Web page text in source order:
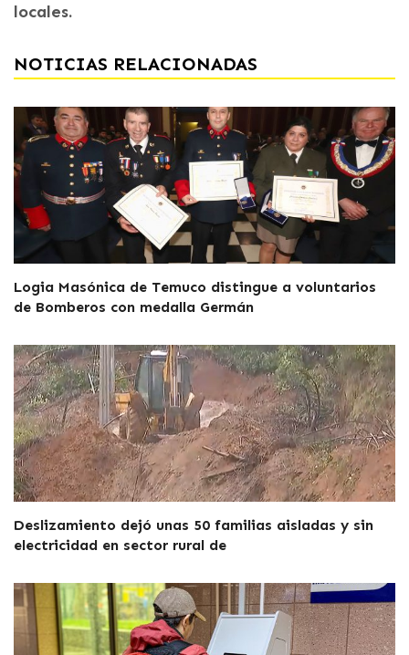
locales.
NOTICIAS RELACIONADAS
Logia Masónica de Temuco distingue a voluntarios
de Bomberos con medalla Germán
Deslizamiento dejó unas 50 familias aisladas y sin
electricidad en sector rural de